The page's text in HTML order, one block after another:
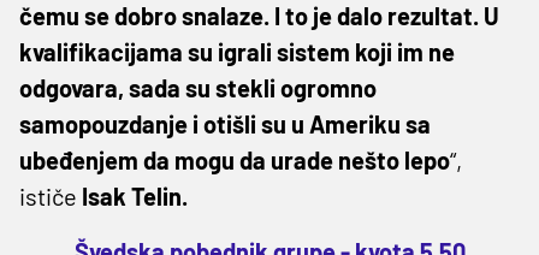
čemu se dobro snalaze. I to je dalo rezultat. U
kvalifikacijama su igrali sistem koji im ne
odgovara, sada su stekli ogromno
samopouzdanje i otišli su u Ameriku sa
ubeđenjem da mogu da urade nešto lepo“,
ističe Isak Telin.